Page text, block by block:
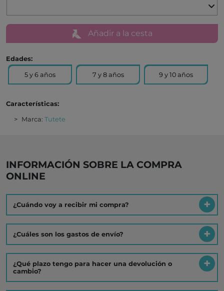
Añadir a la cesta
Edades:
5 y 6 años 7 y 8 años 9 y 10 años
Características:
Marca: Tutete
INFORMACIÓN SOBRE LA COMPRA
ONLINE
¿Cuándo voy a recibir mi compra?
¿Cuáles son los gastos de envío?
¿Qué plazo tengo para hacer una devolución o
cambio?